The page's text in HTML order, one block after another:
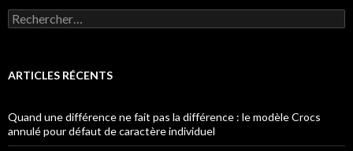
Rechercher :
ARTICLES RÉCENTS
Quand une différence ne fait pas la différence : le modèle Crocs
annulé pour défaut de caractère individuel